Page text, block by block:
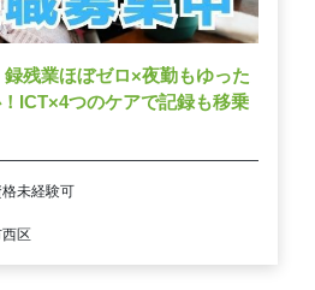
録残業ほぼゼロ×夜勤もゆった
ICT×4つのケアで記録も移乗
未経験可
区